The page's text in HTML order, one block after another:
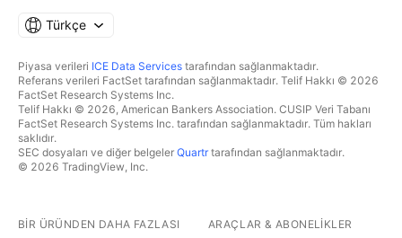
Türkçe
Piyasa verileri ICE Data Services tarafından sağlanmaktadır.
Referans verileri FactSet tarafından sağlanmaktadır. Telif Hakkı © 2026
FactSet Research Systems Inc.
Telif Hakkı © 2026, American Bankers Association. CUSIP Veri Tabanı
FactSet Research Systems Inc. tarafından sağlanmaktadır. Tüm hakları
saklıdır.
SEC dosyaları ve diğer belgeler Quartrtarafından sağlanmaktadır.
© 2026 TradingView, Inc.
BIR ÜRÜNDEN DAHA FAZLASI ARAÇLAR & ABONELIKLER